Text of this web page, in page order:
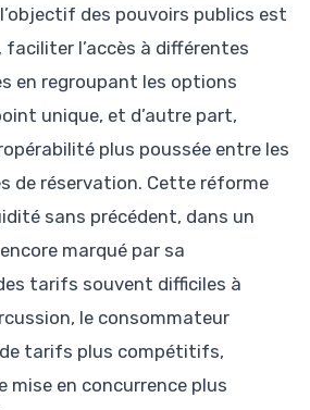
des pouvoirs publics est
faciliter l’accès à différentes
en regroupant les options
unique, et d’autre part,
plus poussée entre les
de réservation. Cette réforme
sans précédent, dans un
marqué par sa
tarifs souvent difficiles à
le consommateur
tarifs plus compétitifs,
mise en concurrence plus